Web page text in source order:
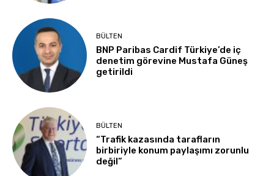
BÜLTEN
BNP Paribas Cardif Türkiye’de iç
denetim görevine Mustafa Güneş
getirildi
BÜLTEN
“Trafik kazasında tarafların
birbiriyle konum paylaşımı zorunlu
değil”